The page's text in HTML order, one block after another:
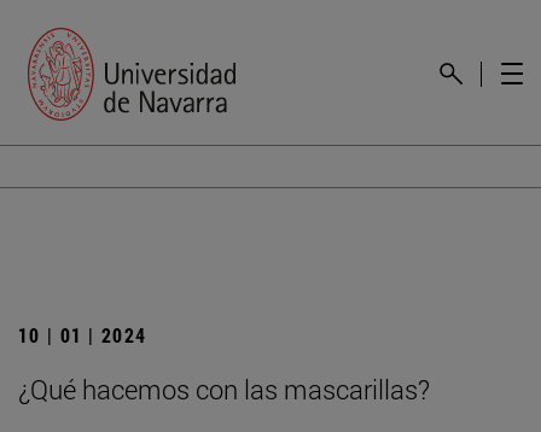
10 | 01 | 2024
¿Qué hacemos con las mascarillas?